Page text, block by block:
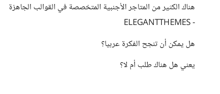
هناك الكثير من المتاجر الأجنبية المتخصصة في القوالب الجاهزة
- ELEGANTTHEMES
هل يمكن أن تنجح الفكرة عربيا؟
يعني هل هناك طلب أم لا؟